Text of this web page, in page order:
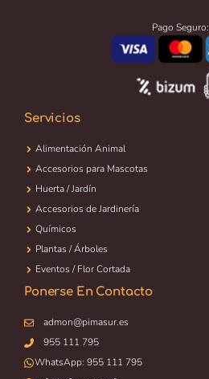
Pago Seguro:
Servicios
Alimentación Animal
Accesorios para Mascotas
Huerta / Jardín
Accesorios de Jardinería
Químicos
Plantas / Árboles
Eventos / Flor Cortada
Ponerse En Contacto
admon@pimasur.es
955 111 795
WhatsApp: 955 111 795